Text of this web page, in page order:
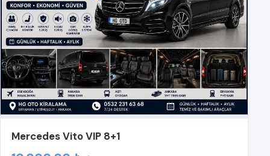
Mercedes Vito VIP 8+1